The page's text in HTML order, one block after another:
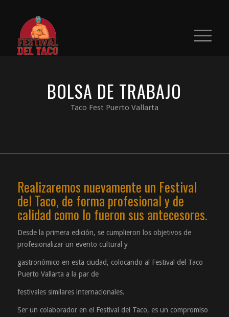
BOLSA DE TRABAJO
Taco Fest Puerto Vallarta
Realizaremos nuevamente un Festival
del Taco, de forma profesional y de
calidad como lo fueron sus antecesores.
Desde la primera edición, se cumplieron los objetivos de
profesionalizar un evento cultural y
gastronómico en esta ciudad, colocando al Festival del Taco
Puerto Vallarta a la par de
festivales similares internacionales.
Ser un colaborador en el Festival del Taco, es un compromiso